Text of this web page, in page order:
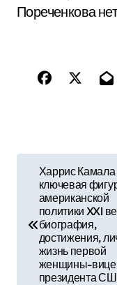
Пореченкова
в
Харрис
ключевая
американской
политики XXI
биография,
достижения,
жизнь первой
женщины-
президента